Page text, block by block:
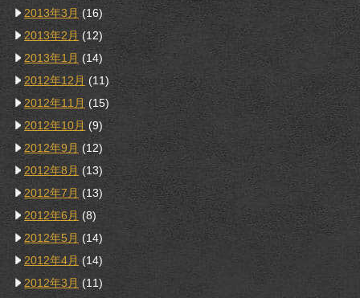
2013年3月 (16)
2013年2月 (12)
2013年1月 (14)
2012年12月 (11)
2012年11月 (15)
2012年10月 (9)
2012年9月 (12)
2012年8月 (13)
2012年7月 (13)
2012年6月 (8)
2012年5月 (14)
2012年4月 (14)
2012年3月 (11)